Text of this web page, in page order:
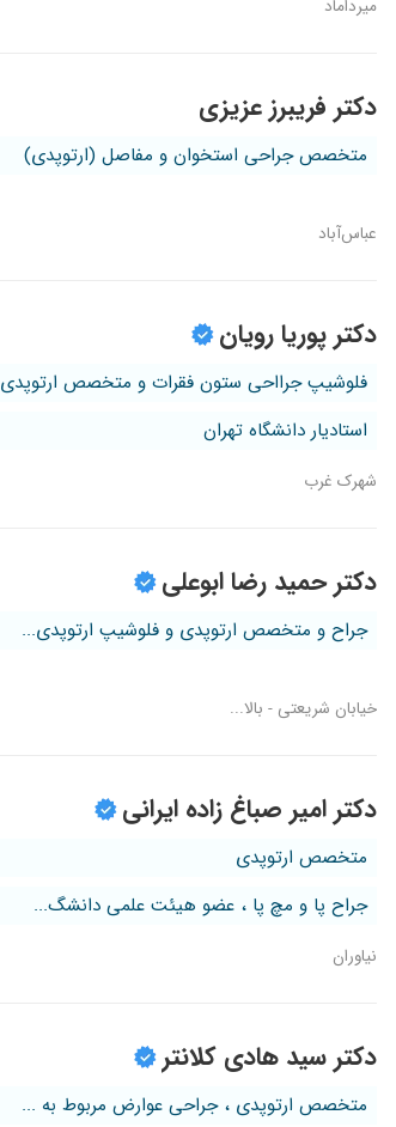
میرداماد
دکتر فریبرز عزیزی
متخصص جراحی استخوان و مفاصل (ارتوپدی)
عباس‌آباد
دکتر پوریا رویان
فلوشیپ جرااحی ستون فقرات و متخصص ارتوپدی
استادیار دانشگاه تهران
شهرک غرب
دکتر حمید رضا ابوعلی
جراح و متخصص ارتوپدی و فلوشیپ ارتوپدی...
خیابان شریعتی - بالا...
دکتر امیر صباغ زاده ایرانی
متخصص ارتوپدی
جراح پا و مچ پا ، عضو هیئت علمی دانشگ...
نیاوران
دکتر سید هادی کلانتر
متخصص ارتوپدی ، جراحی عوارض مربوط به ...